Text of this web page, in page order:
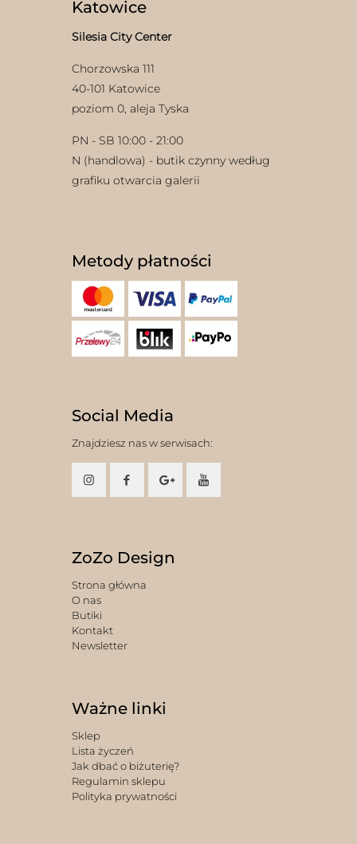
Katowice
Silesia City Center
Chorzowska 111
40-101 Katowice
poziom 0, aleja Tyska
PN - SB 10:00 - 21:00
N (handlowa) - butik czynny według
grafiku otwarcia galerii
Metody płatności
Social Media
Znajdziesz nas w serwisach:
ZoZo Design
Strona główna
O nas
Butiki
Kontakt
Newsletter
Ważne linki
Sklep
Lista życzeń
Jak dbać o biżuterię?
Regulamin sklepu
Polityka prywatności